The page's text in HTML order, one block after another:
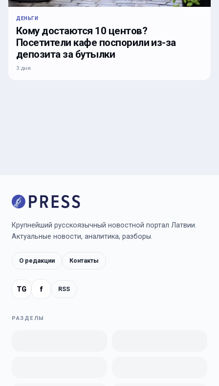
ДЕНЬГИ
Кому достаются 10 центов?
Посетители кафе поспорили из-за
депозита за бутылки
3 дня
Крупнейший русскоязычный новостной портал Латвии.
Актуальные новости, аналитика, разборы.
О редакции Контакты
TG f RSS
РАЗДЕЛЫ